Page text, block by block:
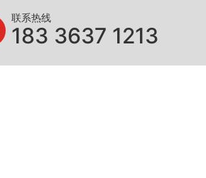
联系热线
183 3637 1213